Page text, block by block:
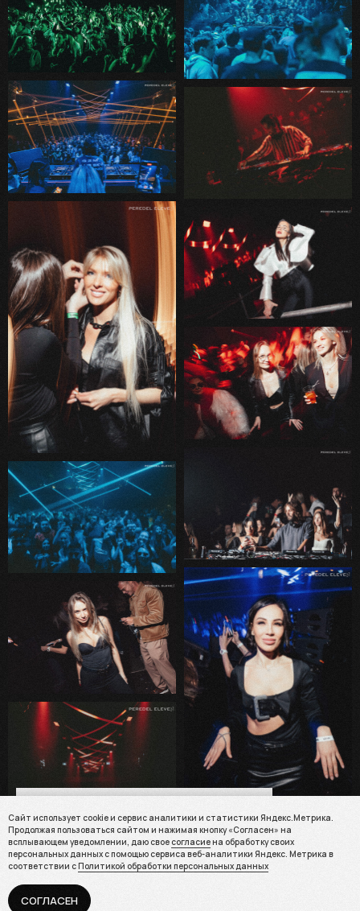
Сайт использует cookie и сервис аналитики и статистики Яндекс.Метрика.
Продолжая пользоваться сайтом и нажимая кнопку «Согласен» на
всплывающем уведомлении, даю свое согласиена обработку своих
персональных данных с помощью сервиса веб-аналитики Яндекс. Метрика в
соответствии сПолитикой обработки персональных данных
СОГЛАСЕН
статистики Яндекс.Метрика. Продолжая
пользоваться сайтом и нажимая кнопку «Согласен»
на всплывающем уведомлении, даю своесогласие
на обработку своих персональных данных с помощью
сервиса веб-аналитики Яндекс. Метрика в
соответствии с